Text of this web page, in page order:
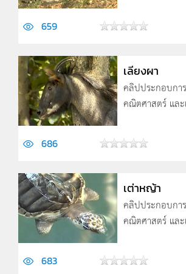
659
เลียงผา
คลิปประกอบกา
คณิตศาสตร์ และ
686
เต่าหญ้า
คลิปประกอบกา
คณิตศาสตร์ และ
683